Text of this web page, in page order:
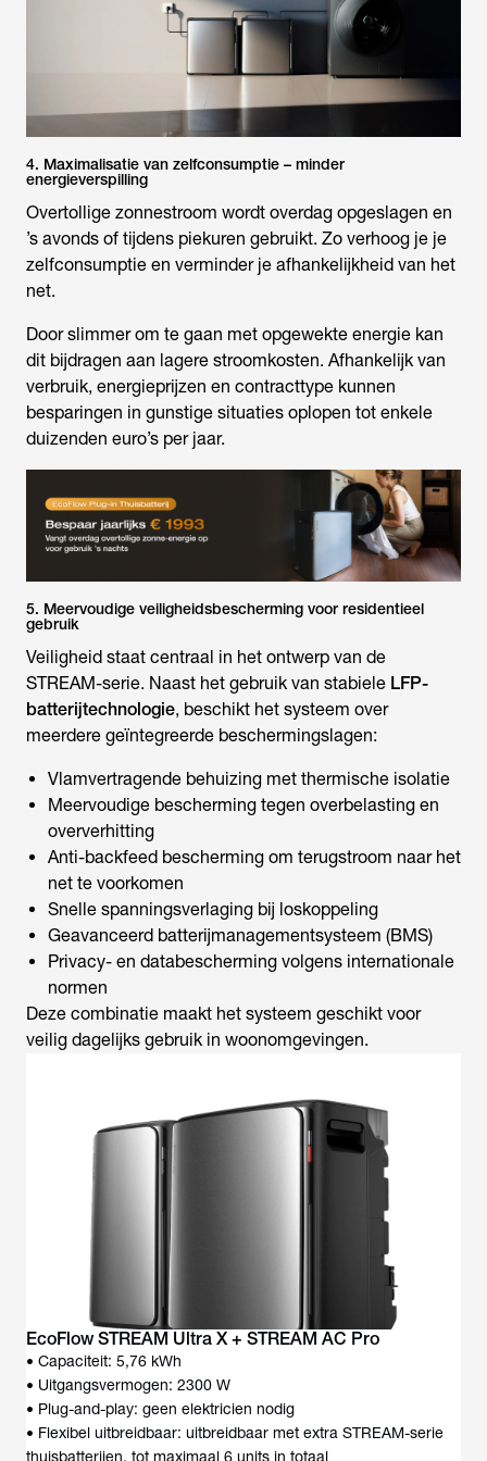
4. Maximalisatie van zelfconsumptie – minder
energieverspilling
Overtollige zonnestroom wordt overdag opgeslagen en
’s avonds of tijdens piekuren gebruikt. Zo verhoog je je
zelfconsumptie en verminder je afhankelijkheid van het
net.
Door slimmer om te gaan met opgewekte energie kan
dit bijdragen aan lagere stroomkosten. Afhankelijk van
verbruik, energieprijzen en contracttype kunnen
besparingen in gunstige situaties oplopen tot enkele
duizenden euro’s per jaar.
5. Meervoudige veiligheidsbescherming voor residentieel
gebruik
Veiligheid staat centraal in het ontwerp van de
STREAM-serie. Naast het gebruik van stabiele LFP-
batterijtechnologie, beschikt het systeem over
meerdere geïntegreerde beschermingslagen:
Vlamvertragende behuizing met thermische isolatie
Meervoudige bescherming tegen overbelasting en
oververhitting
Anti-backfeed bescherming om terugstroom naar het
net te voorkomen
Snelle spanningsverlaging bij loskoppeling
Geavanceerd batterijmanagementsysteem (BMS)
Privacy- en databescherming volgens internationale
normen
Deze combinatie maakt het systeem geschikt voor
veilig dagelijks gebruik in woonomgevingen.
EcoFlow STREAM Ultra X + STREAM AC Pro
• Capaciteit: 5,76 kWh
• Uitgangsvermogen: 2300 W
• Plug-and-play: geen elektricien nodig
• Flexibel uitbreidbaar: uitbreidbaar met extra STREAM-serie
thuisbatterijen, tot maximaal 6 units in totaal